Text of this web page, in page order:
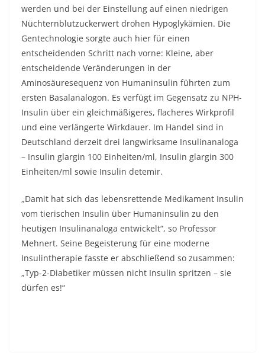
werden und bei der Einstellung auf einen niedrigen
Nüchternblutzuckerwert drohen Hypoglykämien. Die
Gentechnologie sorgte auch hier für einen
entscheidenden Schritt nach vorne: Kleine, aber
entscheidende Veränderungen in der
Aminosäuresequenz von Humaninsulin führten zum
ersten Basalanalogon. Es verfügt im Gegensatz zu NPH-
Insulin über ein gleichmäßigeres, flacheres Wirkprofil
und eine verlängerte Wirkdauer. Im Handel sind in
Deutschland derzeit drei langwirksame Insulinanaloga
– Insulin glargin 100 Einheiten/ml, Insulin glargin 300
Einheiten/ml sowie Insulin detemir.
„Damit hat sich das lebensrettende Medikament Insulin
vom tierischen Insulin über Humaninsulin zu den
heutigen Insulinanaloga entwickelt“, so Professor
Mehnert. Seine Begeisterung für eine moderne
Insulintherapie fasste er abschließend so zusammen:
„Typ-2-Diabetiker müssen nicht Insulin spritzen – sie
dürfen es!“